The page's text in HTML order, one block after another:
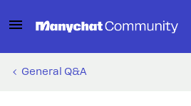
General Q&A